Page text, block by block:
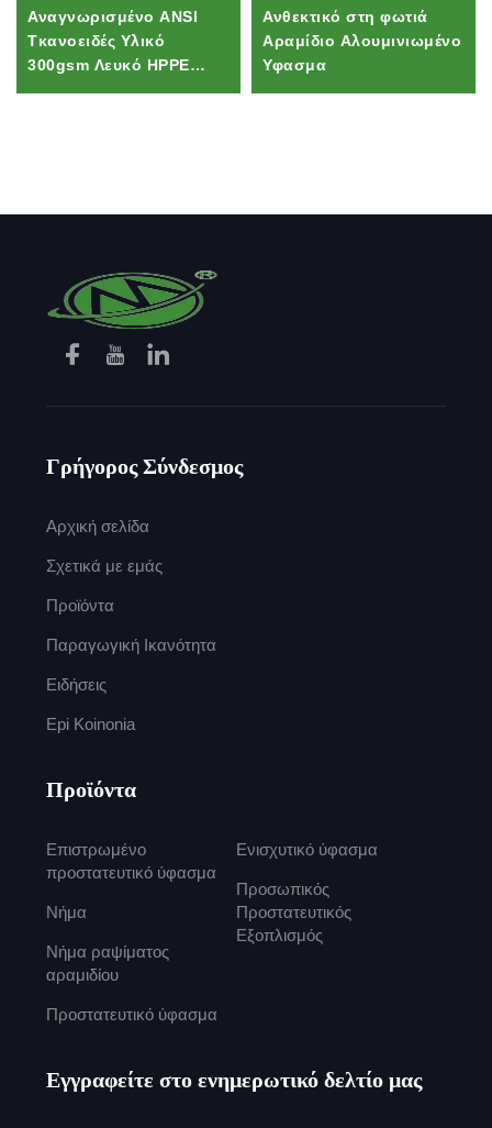
Αναγνωρισμένο ANSI
Τκανοειδές Υλικό
300gsm Λευκό HPPE
Ανθεκτικό στη φωτιά
Αραμίδιο Αλουμινιωμένο
Υφασμα
Γρήγορος Σύνδεσμος
Αρχική σελίδα
Σχετικά με εμάς
Προϊόντα
Παραγωγική Ικανότητα
Ειδήσεις
Epi Koinonia
Προϊόντα
Επιστρωμένο
προστατευτικό ύφασμα
Νήμα
Νήμα ραψίματος
αραμιδίου
Προστατευτικό ύφασμα
Ενισχυτικό ύφασμα
Προσωπικός
Προστατευτικός
Εξοπλισμός
Εγγραφείτε στο ενημερωτικό δελτίο μας